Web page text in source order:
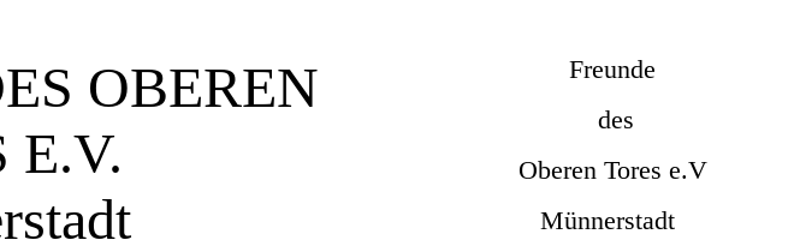
OBEREN
E.V.
Freunde
des
Oberen Tores e.V
Münnerstadt